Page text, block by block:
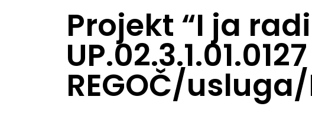
Projekt “I ja
REGOČ/